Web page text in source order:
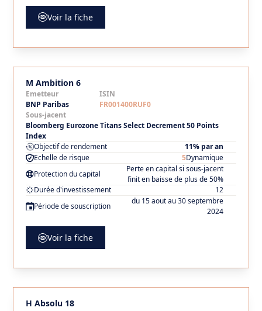
Voir la fiche
M Ambition 6
Emetteur
BNP Paribas
ISIN
FR001400RUF0
Sous-jacent
Bloomberg Eurozone Titans Select Decrement 50 Points
Index
Objectif de rendement
11% par an
Echelle de risque
5Dynamique
Protection du capital
Perte en capital si sous-jacent
finit en baisse de plus de 50%
Durée d'investissement
12
Période de souscription
du 15 aout au 30 septembre
2024
Voir la fiche
H Absolu 18